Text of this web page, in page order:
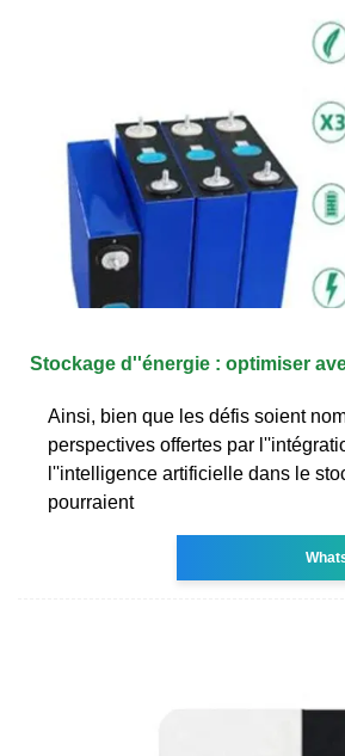
Stockage d''énergie : optimiser
Ainsi, bien que les défis soient
perspectives offertes par
l''intelligence artificielle dans le
pourraient